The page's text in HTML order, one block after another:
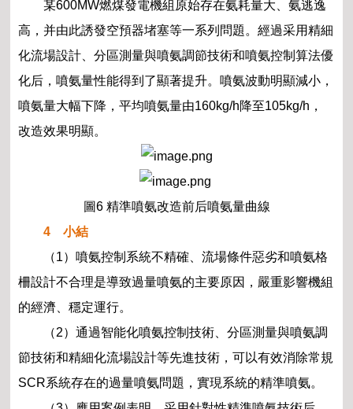
某600MW燃煤發電機組原始存在氨耗量大、氨逃逸
高，并由此誘發空預器堵塞等一系列問題。經過采用精細
化流場設計、分區測量與噴氨調節技術和噴氨控制算法優
化后，噴氨量性能得到了顯著提升。噴氨波動明顯減小，
噴氨量大幅下降，平均噴氨量由160kg/h降至105kg/h，
改造效果明顯。
圖6 精準噴氨改造前后噴氨量曲線
4 小結
（1）噴氨控制系統不精確、流場條件惡劣和噴氨格
柵設計不合理是導致過量噴氨的主要原因，嚴重影響機組
的經濟、穩定運行。
（2）通過智能化噴氨控制技術、分區測量與噴氨調
節技術和精細化流場設計等先進技術，可以有效消除常規
SCR系統存在的過量噴氨問題，實現系統的精準噴氨。